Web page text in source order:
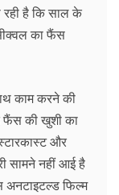
रही है कि साल के
का फैंस
काम करने की
फैंस की खुशी का
और
सामने नहीं आई है
अनटाइटल्‍ड फिल्म